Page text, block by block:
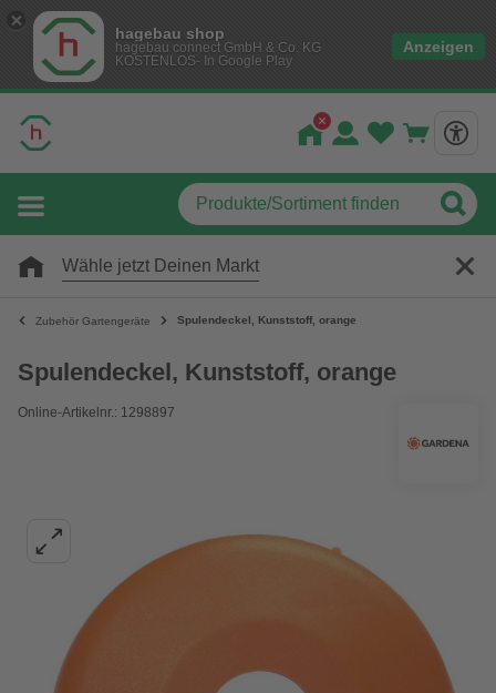
hagebau shop
hagebau connect GmbH & Co. KG
KOSTENLOS- In Google Play
Anzeigen
Wähle jetzt Deinen Markt
Zubehör Gartengeräte Spulendeckel, Kunststoff, orange
Spulendeckel, Kunststoff, orange
Online-Artikelnr.: 1298897